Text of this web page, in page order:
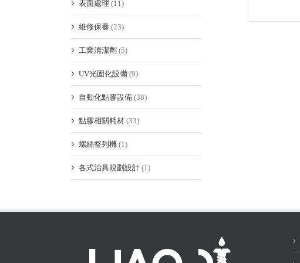
表面處理 (11)
維修保養 (23)
工業清潔劑 (5)
UV光固化設備 (9)
自動化點膠設備 (38)
點膠相關耗材 (33)
螺絲整列機 (1)
各式治具規劃設計 (1)